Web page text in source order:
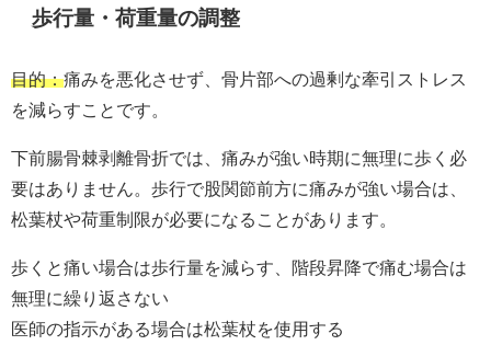
歩行量・荷重量の調整
目的：痛みを悪化させず、骨片部への過剰な牽引ストレス
を減らすことです。
下前腸骨棘剥離骨折では、痛みが強い時期に無理に歩く必
要はありません。歩行で股関節前方に痛みが強い場合は、
松葉杖や荷重制限が必要になることがあります。
歩くと痛い場合は歩行量を減らす、階段昇降で痛む場合は
無理に繰り返さない
医師の指示がある場合は松葉杖を使用する